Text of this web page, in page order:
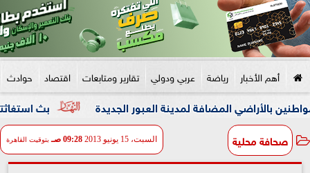
أهم الأخبار رياضة عربي ودولي تقارير ومتابعات اقتصاد حوادث
بث استغاثته وأرسل لمدينة العبور الجديدة
صحافة محلية السبت، 15 يونيو 2013 09:28 صـ بتوقيت القاهرة